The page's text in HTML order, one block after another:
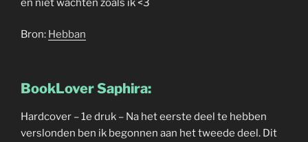
Bron: Hebban
BookLover Saphira:
Hardcover – 1e druk – Na het eerste deel te hebben
verslonden ben ik begonnen aan het tweede deel. Dit